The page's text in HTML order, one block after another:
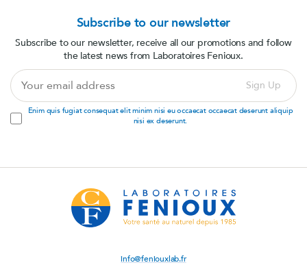
info@feniouxlab.fr
Subscribe to our newsletter
Subscribe to our newsletter, receive all our promotions and follow
the latest news from Laboratoires Fenioux.
address
Sign Up
Enim quis fugiat consequat elit minim nisi eu occaecat occaecat deserunt aliquip
nisi ex deserunt.